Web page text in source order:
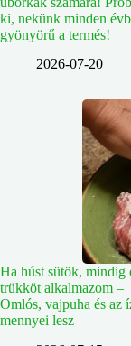
ki, nekünk minden
gyönyörű a termés!
2026-07-20
Ha húst sütök, mindig
trükköt alkalmazom –
Omlós, vajpuha és az
mennyei lesz